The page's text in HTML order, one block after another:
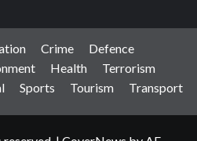
Crime
Defence
Health
Terrorism
Sports Tourism Transport